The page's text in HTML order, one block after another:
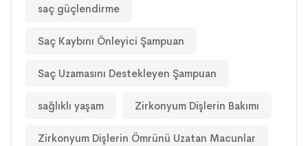
saç güçlendirme
Saç Kaybını Önleyici Şampuan
Saç Uzamasını Destekleyen Şampuan
sağlıklı yaşam Zirkonyum Dişlerin Bakımı
Zirkonyum Dişlerin Ömrünü Uzatan Macunlar